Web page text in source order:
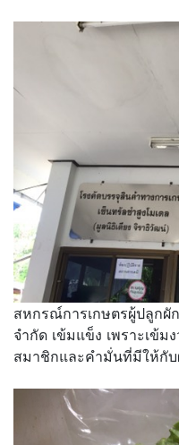
สหกรณ์การเกษตรผู้ปลูกผั
จำกัด เข้มแข็ง เพราะเข้
สมาชิกและคำมั่นที่มีให้กั